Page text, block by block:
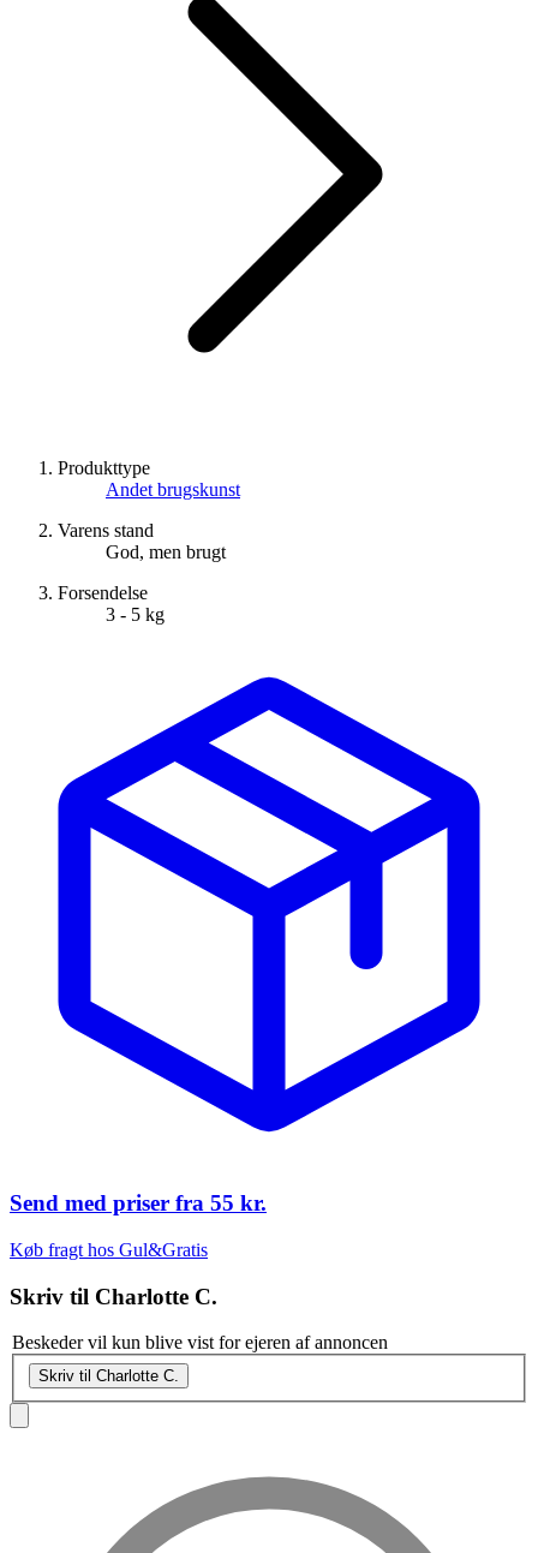
Produkttype
Andet brugskunst
Varens stand
God, men brugt
Forsendelse
3 - 5 kg
Send med priser fra 55 kr.
Køb fragt hos Gul&Gratis
Skriv til Charlotte C.
Beskeder vil kun blive vist for ejeren af annoncen
Skriv til Charlotte C.